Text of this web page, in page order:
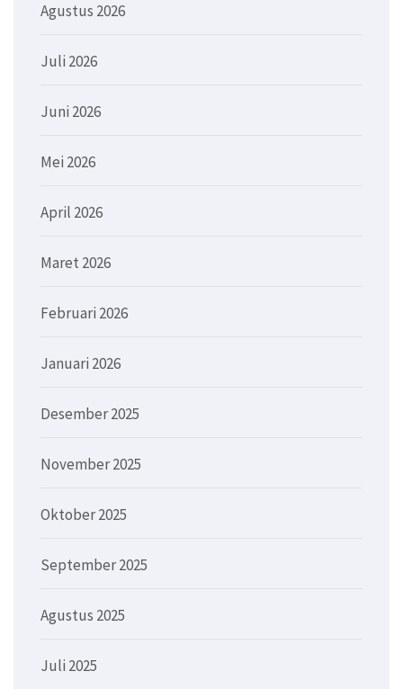
Agustus 2026
Juli 2026
Juni 2026
Mei 2026
April 2026
Maret 2026
Februari 2026
Januari 2026
Desember 2025
November 2025
Oktober 2025
September 2025
Agustus 2025
Juli 2025